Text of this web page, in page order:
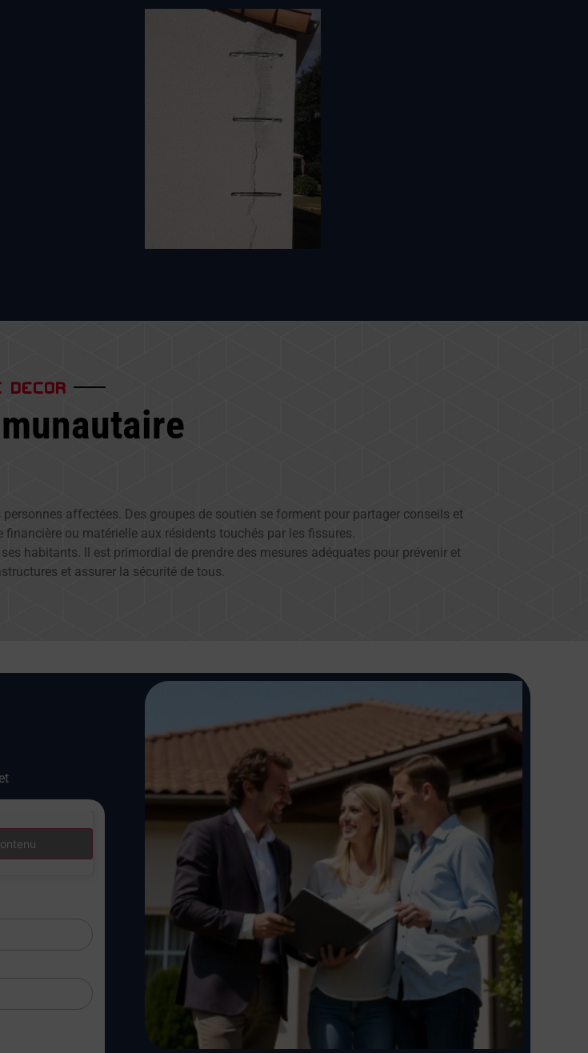
affectées. Des groupes de soutien se forment pour partager conseils et
ou matérielle aux résidents touchés par les fissures.
habitants. Il est primordial de prendre des mesures adéquates pour prévenir et
et assurer la sécurité de tous.